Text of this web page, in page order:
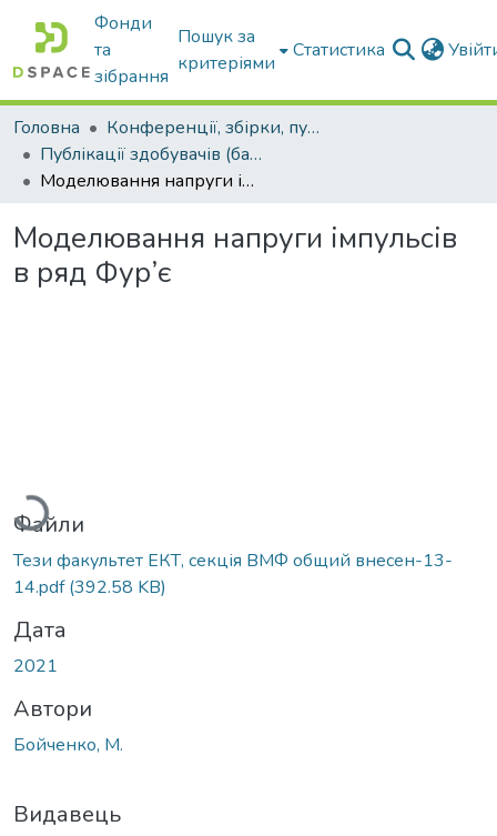
Фонди
та
зібрання
Пошук за
критеріями
Статистика
Головна
Конференції, збірки, публікації молодих вчених і здобувачів : магістрів, бакалаврів, аспірантів.
Публікації здобувачів (бакалаврів. магістрів, аспірантів)
Моделювання напруги імпульсів в ряд Фур’є
Моделювання напруги імпульсів
в ряд Фур’є
Файли
Тези факультет ЕКТ, секція ВМФ общий внесен-13-
14.pdf(392.58 KB)
Дата
2021
Автори
Бойченко, М.
Видавець